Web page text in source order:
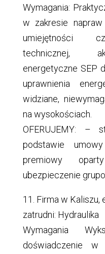
Wymagania:
w zakresie
umiejętności
technicznej,
energetyczne SEP
uprawnienia
widziane,
na wysokościach.
OFERUJEMY: –
podstawie
premiowy
ubezpieczenie
11. Firma w Kaliszu,
zatrudni: Hydraulika
Wymagania
doświadczenie w